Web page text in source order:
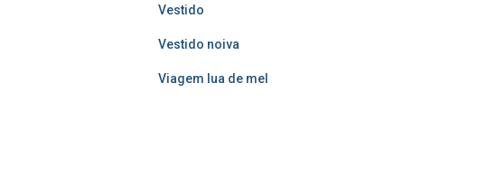
Vestido
Vestido noiva
Viagem lua de mel